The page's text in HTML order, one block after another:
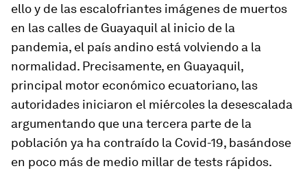
ello y de las escalofriantes imágenes de muertos
en las calles de Guayaquil al inicio de la
pandemia, el país andino está volviendo a la
normalidad. Precisamente, en Guayaquil,
principal motor económico ecuatoriano, las
autoridades iniciaron el miércoles la desescalada
argumentando que una tercera parte de la
población ya ha contraído la Covid-19, basándose
en poco más de medio millar de tests rápidos.